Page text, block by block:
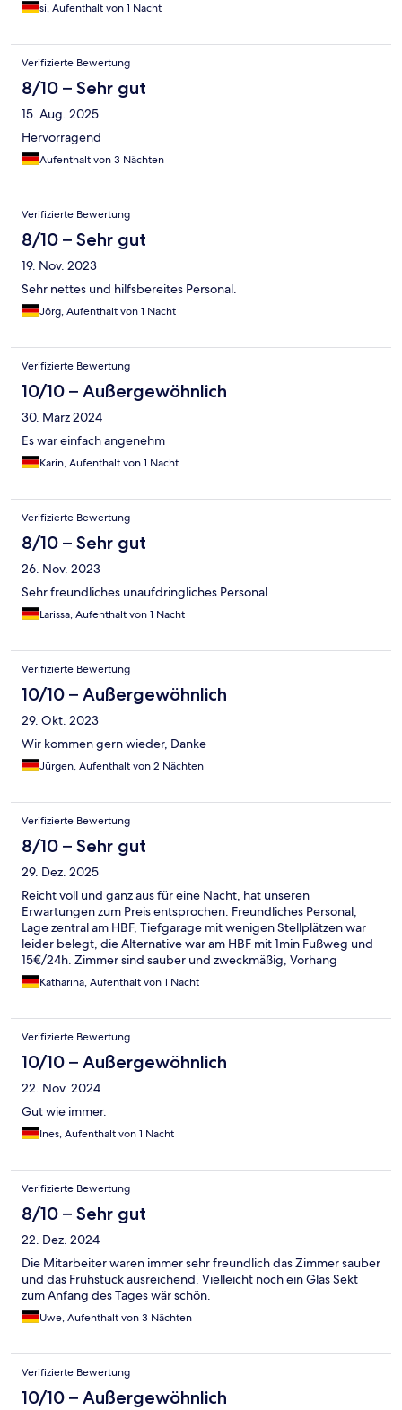
si, Aufenthalt von 1 Nacht
Verifizierte Bewertung
8/10 – Sehr gut
15. Aug. 2025
Hervorragend
Aufenthalt von 3 Nächten
Verifizierte Bewertung
8/10 – Sehr gut
19. Nov. 2023
Sehr nettes und hilfsbereites Personal.
Jörg, Aufenthalt von 1 Nacht
Verifizierte Bewertung
10/10 – Außergewöhnlich
30. März 2024
Es war einfach angenehm
Karin, Aufenthalt von 1 Nacht
Verifizierte Bewertung
8/10 – Sehr gut
26. Nov. 2023
Sehr freundliches unaufdringliches Personal
Larissa, Aufenthalt von 1 Nacht
Verifizierte Bewertung
10/10 – Außergewöhnlich
29. Okt. 2023
Wir kommen gern wieder, Danke
Jürgen, Aufenthalt von 2 Nächten
Verifizierte Bewertung
8/10 – Sehr gut
29. Dez. 2025
Reicht voll und ganz aus für eine Nacht, hat unseren
Erwartungen zum Preis entsprochen. Freundliches Personal,
Lage zentral am HBF, Tiefgarage mit wenigen Stellplätzen war
leider belegt, die Alternative war am HBF mit 1min Fußweg und
15€/24h. Zimmer sind sauber und zweckmäßig, Vorhang
schließt leider nicht komplett daher scheint viel Licht ins Zimmer.
Fenster kann man öffnen, Lautstärke ist tatsächlich trotz der
Katharina, Aufenthalt von 1 Nacht
Verifizierte Bewertung
10/10 – Außergewöhnlich
22. Nov. 2024
Gut wie immer.
Ines, Aufenthalt von 1 Nacht
Verifizierte Bewertung
8/10 – Sehr gut
22. Dez. 2024
Die Mitarbeiter waren immer sehr freundlich das Zimmer sauber
und das Frühstück ausreichend. Vielleicht noch ein Glas Sekt
zum Anfang des Tages wär schön.
Uwe, Aufenthalt von 3 Nächten
Verifizierte Bewertung
10/10 – Außergewöhnlich